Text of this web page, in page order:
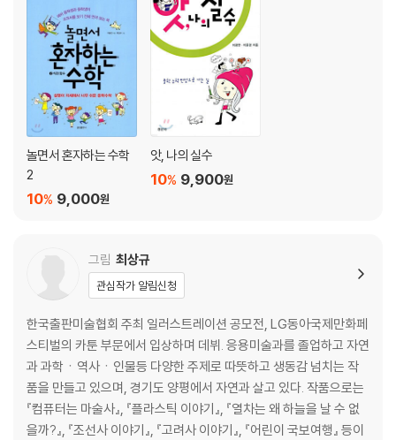
투자를 하려면 상관관계를 알아야 해! (중학교 3학년-상관관계)
수학과 친해지기 1 수학 성적과 양의 상관관계에 있는 것은?
수학과 친해지기 2 『산법통종』 속의 연립방정식
수학아, 놀자! 공부하는 시간과 성적은 양의 상관관계!
이런 문제 헷갈려요!
2부 - 놀면서 혼자 하는 _도형
필요가 낳은 발명, 기하학 (중학교 1학년-기본도형)
수학과 친해지기 1 지팡이 하나로 피라미드의 높이를 잰 ‘탈레스’
수학아, 놀자! 도형아~ 놀자!
이런 문제 헷갈려요!
우주와 통하는 입체도형 (중학교 1학년-입체도형)
수학과 친해지기 1 플라톤과 정다면체
수학과 친해지기 2 위대한 수학자 아르키메데스
수학과 친해지기 3 스피커의 진동판은 왜 원뿔 모양일까?
수학아, 놀자! 입체도형, 그것이 알고 싶다
이런 문제 헷갈려요!
놀면서 혼자하는 수학
2
9,000원
10%
앗, 나의 실수
9,900원
10%
그림 최상규
관심작가 알림신청
한국출판미술협회 주최 일러스트레이션 공모전, LG동아국제만화페
스티벌의 카툰 부문에서 입상하며 데뷔. 응용미술과를 졸업하고 자연
과 과학ㆍ역사ㆍ인물등 다양한 주제로 따뜻하고 생동감 넘치는 작
품을 만들고 있으며, 경기도 양평에서 자연과 살고 있다. 작품으로는
『컴퓨터는 마술사』, 『플라스틱 이야기』, 『열차는 왜 하늘을 날 수 없
을까?』, 『조선사 이야기』, 『고려사 이야기』, 『어린이 국보여행』 등이